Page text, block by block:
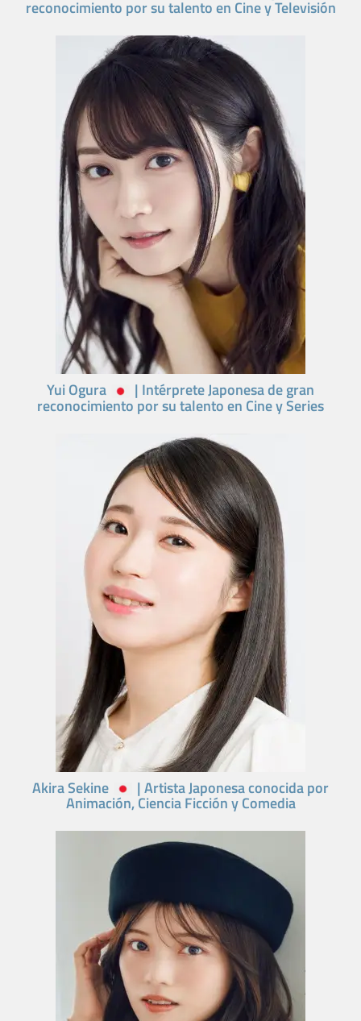
reconocimiento por su talento en Cine y Televisión
Yui Ogura | Intérprete Japonesa de gran
reconocimiento por su talento en Cine y Series
Akira Sekine | Artista Japonesa conocida por
Animación, Ciencia Ficción y Comedia